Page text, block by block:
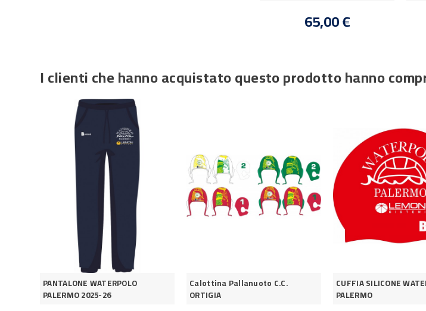
65,00 €
I clienti che hanno acquistato questo prodotto hanno
PANTALONE WATERPOLO
PALERMO 2025-26
Calottina Pallanuoto C.C.
ORTIGIA
CUFFIA SILICONE
PALERMO